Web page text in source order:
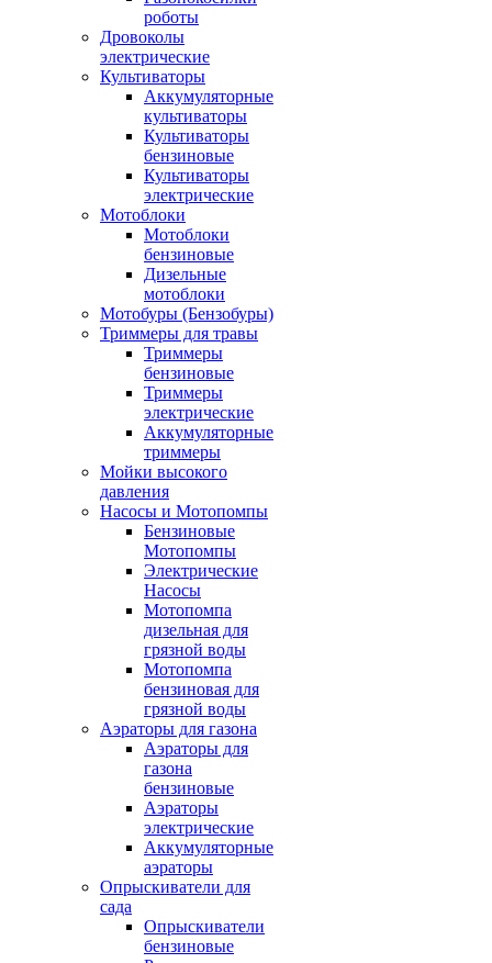
роботы
Дровоколы
электрические
Культиваторы
Аккумуляторные
культиваторы
Культиваторы
бензиновые
Культиваторы
электрические
Мотоблоки
Мотоблоки
бензиновые
Дизельные
мотоблоки
Мотобуры (Бензобуры)
Триммеры для травы
Триммеры
бензиновые
Триммеры
электрические
Аккумуляторные
триммеры
Мойки высокого
давления
Насосы и Мотопомпы
Бензиновые
Мотопомпы
Электрические
Насосы
Мотопомпа
дизельная для
грязной воды
Мотопомпа
бензиновая для
грязной воды
Аэраторы для газона
Аэраторы для
газона
бензиновые
Аэраторы
электрические
Аккумуляторные
аэраторы
Опрыскиватели для
сада
Опрыскиватели
бензиновые